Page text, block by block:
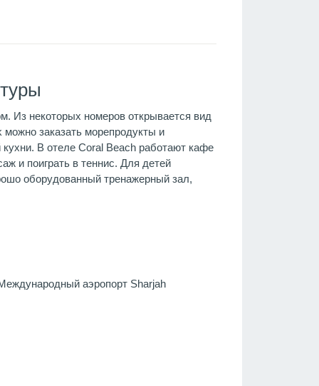
Из некоторых номеров открывается вид
заказать морепродукты и
В отеле Coral Beach работают кафе
и поиграть в теннис. Для детей
оборудованный тренажерный зал,
аэропорт Sharjah